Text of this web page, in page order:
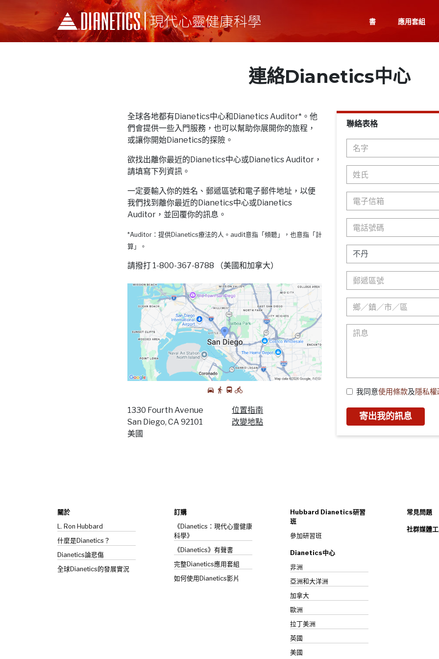
書 應用套組
連絡Dianetics中心
全球各地都有Dianetics中心和Dianetics Auditor*。他
們會提供一些入門服務，也可以幫助你展開你的旅程，
或讓你開始Dianetics的探險。
欲找出離你最近的Dianetics中心或Dianetics Auditor，
請填寫下列資訊。
一定要輸入你的姓名、郵遞區號和電子郵件地址，以便
我們找到離你最近的Dianetics中心或Dianetics
Auditor，並回覆你的訊息。
*Auditor：提供Dianetics療法的人。audit意指「傾聽」，也意指「計
算」。
請撥打 1-800-367-8788 （美國和加拿大）
1330 Fourth Avenue
San Diego, CA 92101
美國
位置指南
改變地點
聯絡表格
我同意使用條款及隱私權
寄出我的訊息
關於
L. Ron Hubbard
什麼是Dianetics？
Dianetics論悲傷
全球Dianetics的發展實況
訂購
《Dianetics：現代心靈健康
科學》
《Dianetics》有聲書
完整Dianetics應用套組
如何使用Dianetics影片
Hubbard Dianetics研習
班
參加研習班
Dianetics中心
非洲
亞洲和大洋洲
加拿大
歐洲
拉丁美洲
英國
美國
常見問題
社群媒體